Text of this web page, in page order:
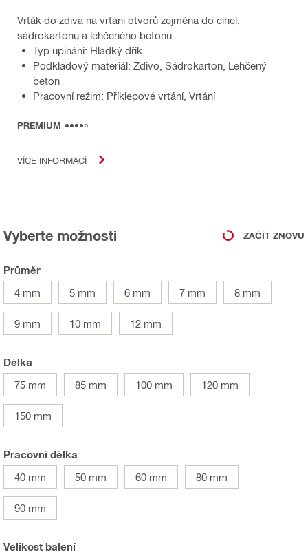
Vrták do zdiva na vrtání otvorů zejména do cihel,
sádrokartonu a lehčeného betonu
Typ upínání: Hladký dřík
Podkladový materiál: Zdivo, Sádrokarton, Lehčený
beton
Pracovní režim: Příklepové vrtání, Vrtání
PREMIUM
VÍCE INFORMACÍ
Vyberte možnosti ZAČÍT ZNOVU
Průměr
4 mm
5 mm 6 mm 7 mm 8 mm
9 mm 10 mm 12 mm
Délka
75 mm
85 mm 100 mm 120 mm
150 mm
Pracovní délka
40 mm
50 mm 60 mm 80 mm
90 mm
Velikost balení